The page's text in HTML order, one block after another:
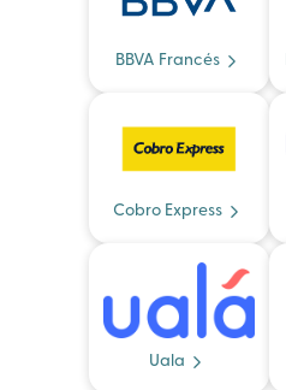
BBVA Francés
Cobro Express
Uala